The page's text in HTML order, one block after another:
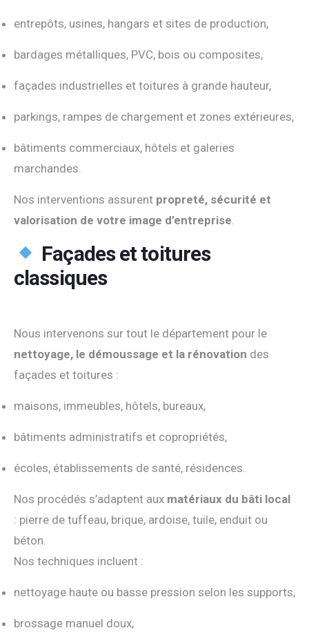
entrepôts, usines, hangars et sites de production,
bardages métalliques, PVC, bois ou composites,
façades industrielles et toitures à grande hauteur,
parkings, rampes de chargement et zones extérieures,
bâtiments commerciaux, hôtels et galeries
marchandes.
Nos interventions assurent propreté, sécurité et
valorisation de votre image d’entreprise
Façades et toitures
classiques
Nous intervenons sur tout le département pour le
nettoyage, le démoussage et la rénovation des
façades et toitures :
maisons, immeubles, hôtels, bureaux,
bâtiments administratifs et copropriétés,
écoles, établissements de santé, résidences.
Nos procédés s’adaptent aux matériaux du bâti local
: pierre de tuffeau, brique, ardoise, tuile, enduit ou
béton.
Nos techniques incluent :
nettoyage haute ou basse pression selon les supports,
brossage manuel doux,